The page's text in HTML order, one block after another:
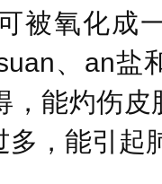
被氧化成
、an盐
，能灼伤
多，能引起